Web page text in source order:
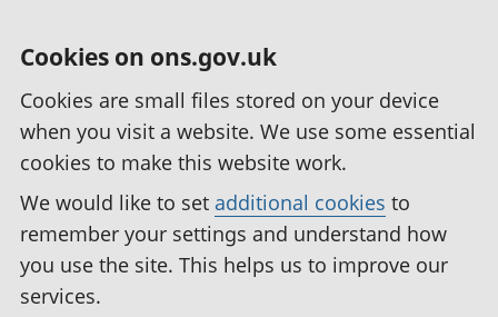
Cookies on ons.gov.uk
Cookies are small files stored on your device
when you visit a website. We use some essential
cookies to make this website work.
We would like to set additional cookies to
remember your settings and understand how
you use the site. This helps us to improve our
services.